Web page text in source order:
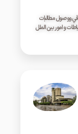
ووصول مطالبات
و امور بين الملل